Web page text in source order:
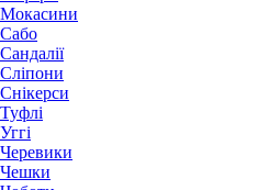
Мокасини
Сабо
Сандалії
Сліпони
Снікерси
Туфлі
Уггі
Черевики
Чешки